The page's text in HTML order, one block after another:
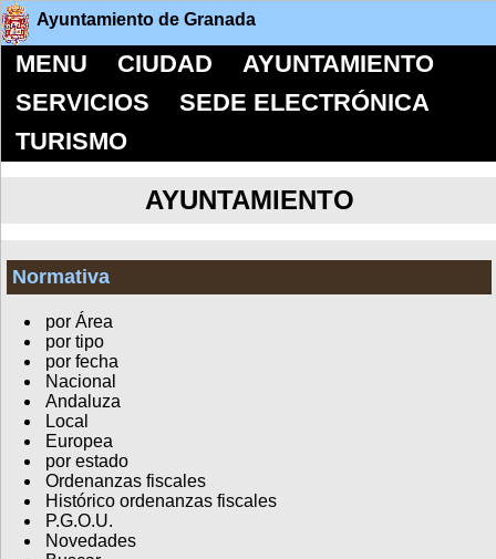
Ayuntamiento de Granada
MENU CIUDAD
AYUNTAMIENTO
SERVICIOS
SEDE ELECTRÓNICA
TURISMO
AYUNTAMIENTO
Normativa
por Área
por tipo
por fecha
Nacional
Andaluza
Local
Europea
por estado
Ordenanzas fiscales
Histórico ordenanzas fiscales
P.G.O.U.
Novedades